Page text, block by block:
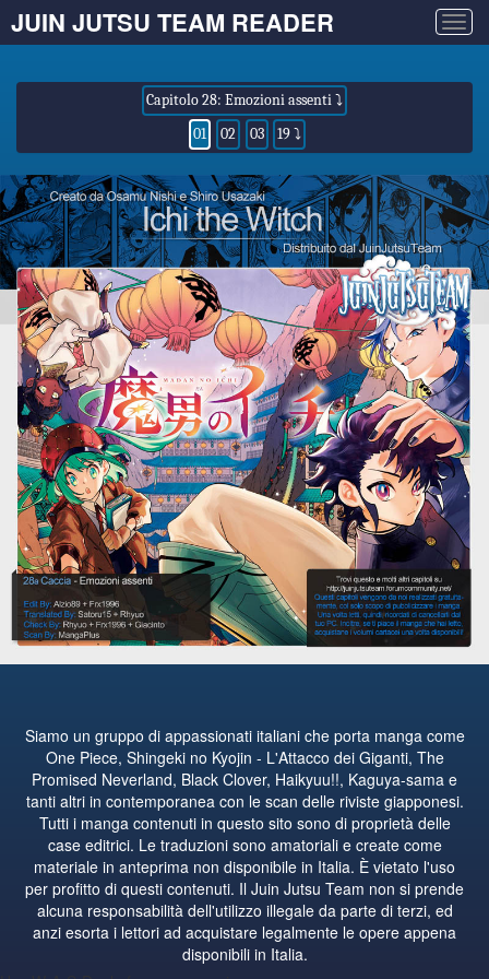
JUIN JUTSU TEAM READER
Capitolo 28: Emozioni assenti ⤵
01
02 03 19 ⤵
Siamo un gruppo di appassionati italiani che porta manga come
One Piece, Shingeki no Kyojin - L'Attacco dei Giganti, The
Promised Neverland, Black Clover, Haikyuu!!, Kaguya-sama e
tanti altri in contemporanea con le scan delle riviste giapponesi.
Tutti i manga contenuti in questo sito sono di proprietà delle
case editrici. Le traduzioni sono amatoriali e create come
materiale in anteprima non disponibile in Italia. È vietato l'uso
per profitto di questi contenuti. Il Juin Jutsu Team non si prende
alcuna responsabilità dell'utilizzo illegale da parte di terzi, ed
anzi esorta i lettori ad acquistare legalmente le opere appena
disponibili in Italia.